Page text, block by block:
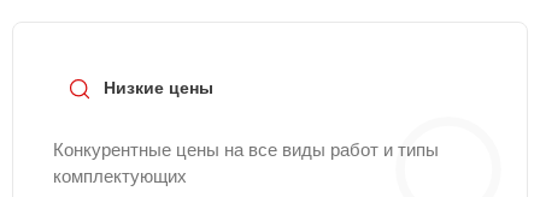
Низкие цены
Конкурентные цены на все виды работ и типы
комплектующих